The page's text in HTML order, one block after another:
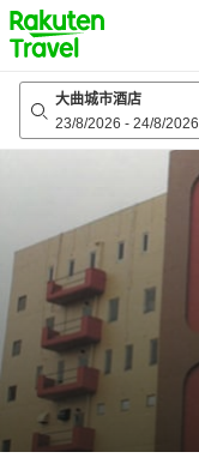
to
top
page
大曲城市酒店
23/8/2026 - 24/8/2026